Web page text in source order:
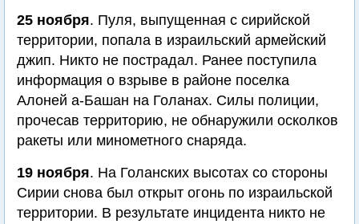
25 ноября. Пуля, выпущенная с сирийской
территории, попала в израильский армейский
джип. Никто не пострадал. Ранее поступила
информация о взрыве в районе поселка
Алоней а-Башан на Голанах. Силы полиции,
прочесав территорию, не обнаружили осколков
ракеты или минометного снаряда.
19 ноября. На Голанских высотах со стороны
Сирии снова был открыт огонь по израильской
территории. В результате инцидента никто не